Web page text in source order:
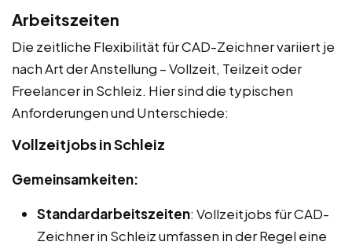
Arbeitszeiten
Die zeitliche Flexibilität für CAD-Zeichner variiert je
nach Art der Anstellung – Vollzeit, Teilzeit oder
Freelancer in Schleiz. Hier sind die typischen
Anforderungen und Unterschiede:
Vollzeitjobs in Schleiz
Gemeinsamkeiten:
Standardarbeitszeiten: Vollzeitjobs für CAD-
Zeichner in Schleiz umfassen in der Regel eine